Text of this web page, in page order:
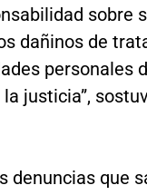
sobre
dañinos de
personales
justicia”,
denuncias que